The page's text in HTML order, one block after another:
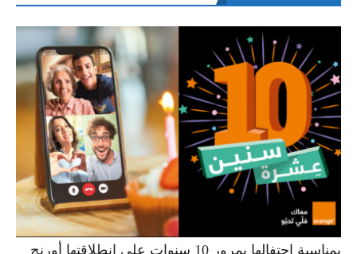
بمناسبة احتفالها بمرور 10 سنوات على انطلاقتها أورنج